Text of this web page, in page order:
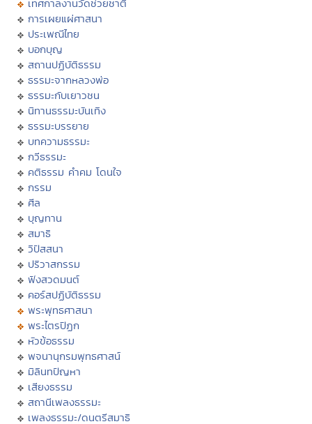
การเผยแผ่ศาสนา
ประเพณีไทย
บอกบุญ
สถานปฏิบัติธรรม
ธรรมะจากหลวงพ่อ
ธรรมะกับเยาวชน
นิทานธรรมะบันเทิง
ธรรมะบรรยาย
บทความธรรมะ
กวีธรรมะ
คติธรรม คำคม โดนใจ
กรรม
ศีล
บุญทาน
สมาธิ
วิปัสสนา
ปริวาสกรรม
ฟังสวดมนต์
คอร์สปฏิบัติธรรม
พระพุทธศาสนา
พระไตรปิฏก
หัวข้อธรรม
พจนานุกรมพุทธศาสน์
มิลินทปัญหา
เสียงธรรม
สถานีเพลงธรรมะ
เพลงธรรมะ/ดนตรีสมาธิ